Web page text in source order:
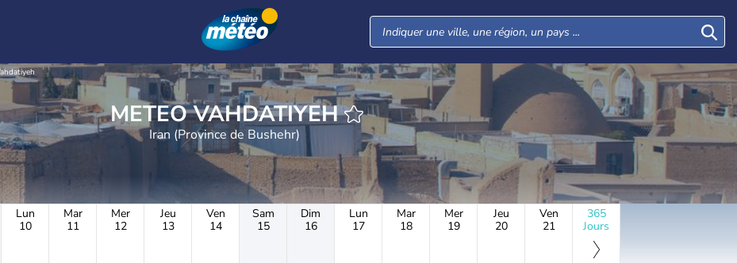
METEO VAHDATIYEH
Iran (Province de Bushehr)
Lun
10
Mar
11
Mer
12
Jeu
13
Ven
14
Sam
15
Dim
16
Lun
17
Mar
18
Mer
19
Jeu
20
Ven
21
365
Jours